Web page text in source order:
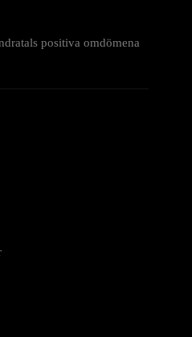
positiva omdömena